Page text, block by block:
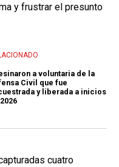
y frustrar el presunto
a voluntaria de la
Civil que fue
y liberada a inicios
cuatro